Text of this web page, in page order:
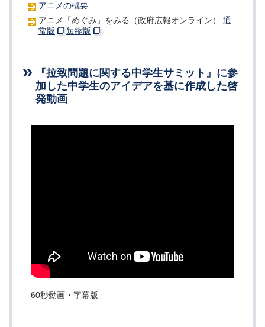
アニメの概要
アニメ「めぐみ」をみる（政府広報オンライン） 通
常版
短縮版
『拉致問題に関する中学生サミット』に参
加した中学生のアイデアを基に作成した啓
発動画
60秒動画・字幕版